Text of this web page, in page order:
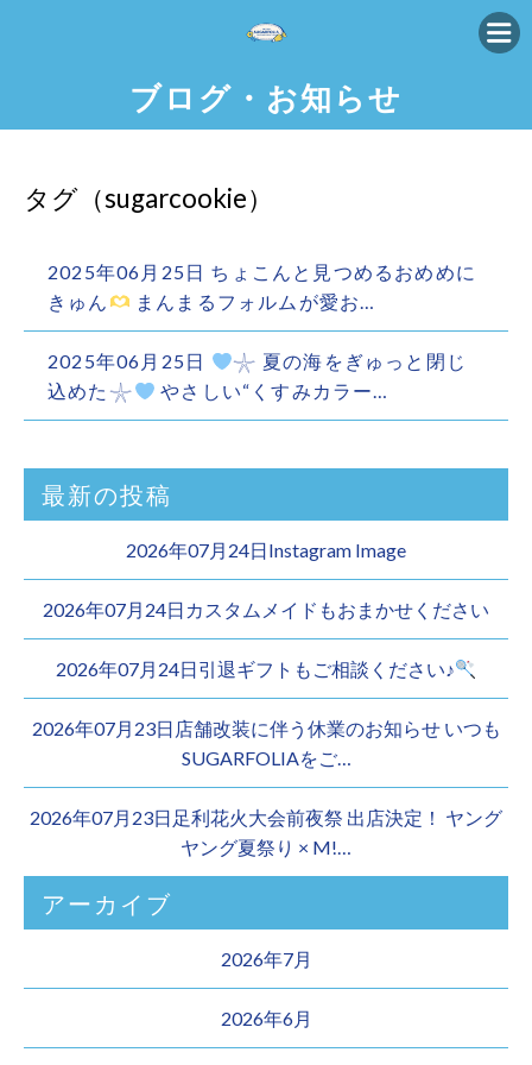
ブログ・お知らせ
タグ（sugarcookie）
2025年06月25日 ちょこんと見つめるおめめに
きゅん
まんまるフォルムが愛お…
2025年06月25日
𓇼 夏の海をぎゅっと閉じ
込めた𓇼
やさしい“くすみカラー…
最新の投稿
2026年07月24日Instagram Image
2026年07月24日カスタムメイドもおまかせください︎
2026年07月24日引退ギフトもご相談ください♪
2026年07月23日店舗改装に伴う休業のお知らせ いつも
SUGARFOLIAをご…
2026年07月23日足利花火大会前夜祭 出店決定！ ヤング
ヤング夏祭り × M!…
アーカイブ
2026年7月
2026年6月